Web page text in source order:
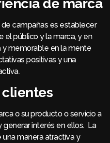
de marca
campañas es establecer
el público y la marca, y en
y memorable en la mente
positivas y una
clientes
o su producto o servicio a
interés en ellos. La
manera atractiva y